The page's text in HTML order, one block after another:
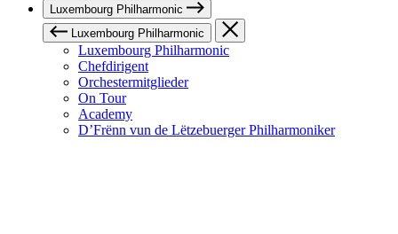
Luxembourg Philharmonic
Luxembourg Philharmonic
Luxembourg Philharmonic
Chefdirigent
Orchestermitglieder
On Tour
Academy
D’Frënn vun de Lëtzebuerger Philharmoniker